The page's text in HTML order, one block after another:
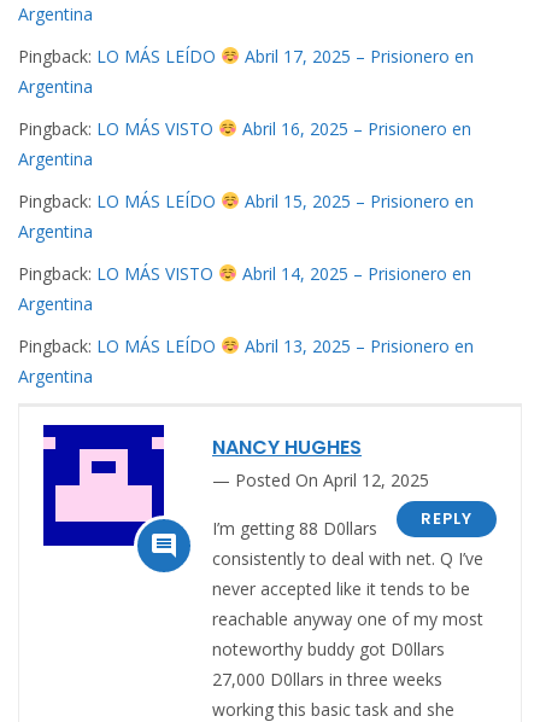
Argentina
Pingback: LO MÁS LEÍDO
Abril 17, 2025 – Prisionero en
Argentina
Pingback: LO MÁS VISTO
Abril 16, 2025 – Prisionero en
Argentina
Pingback: LO MÁS LEÍDO
Abril 15, 2025 – Prisionero en
Argentina
Pingback: LO MÁS VISTO
Abril 14, 2025 – Prisionero en
Argentina
Pingback: LO MÁS LEÍDO
Abril 13, 2025 – Prisionero en
Argentina

NANCY HUGHES
Posted On April 12, 2025
REPLY
I’m getting 88 D0llars
consistently to deal with net. Q I’ve
never accepted like it tends to be
reachable anyway one of my most
noteworthy buddy got D0llars
27,000 D0llars in three weeks
working this basic task and she